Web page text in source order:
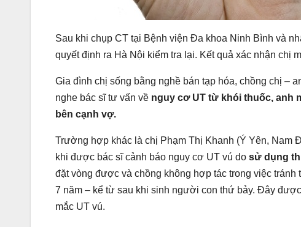
Sau khi chụp CT tại Bệnh viện Đa khoa Ninh Bình và
quyết định ra Hà Nội kiểm tra lại. Kết quả xác nhận chị
Gia đình chị sống bằng nghề bán tạp hóa, chồng chị –
nghe bác sĩ tư vấn về nguy cơ UT từ khói thuốc, anh
bên cạnh vợ.
Trường hợp khác là chị Phạm Thị Khanh (Ý Yên, Nam
khi được bác sĩ cảnh báo nguy cơ UT vú do sử dụng
đặt vòng được và chồng không hợp tác trong việc
7 năm – kể từ sau khi sinh người con thứ bảy. Đây
mắc UT vú.